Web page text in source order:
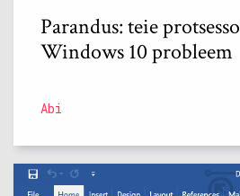
Parandus: teie
Windows 10 probleem
Abi